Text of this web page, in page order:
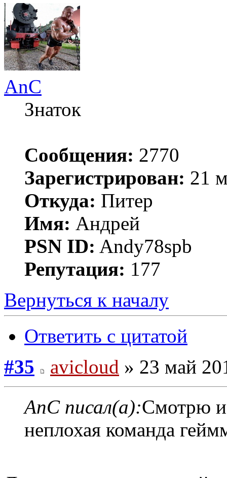
AnC
Знаток
Сообщения: 2770
Зарегистрирован: 21
Откуда: Питер
Имя: Андрей
PSN ID: Andy78spb
Репутация: 177
Вернуться к началу
Ответить с цитатой
#35
avicloud » 23 май
AnC писал(а):Смотрю
неплохая команда